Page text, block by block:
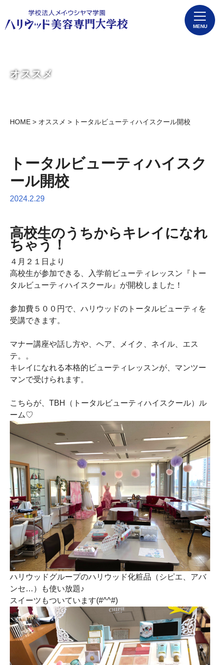
MENU
オススメ
HOME > オススメ > トータルビューティハイスクール開校
トータルビューティハイスク
ール開校
2024.2.29
高校生のうちからキレイになれ
ちゃう！
４月２１日より
高校生が参加できる、入学前ビューティレッスン『トー
タルビューティハイスクール』が開校しました！
参加費５００円で、ハリウッドのトータルビューティを
受講できます。
マナー講座や話し方や、ヘア、メイク、ネイル、エス
テ。。
キレイになれる本格的ビューティレッスンが、マンツー
マンで受けられます。
こちらが、TBH（トータルビューティハイスクール）ル
ーム♡
ハリウッドグループのハリウッド化粧品（シピエ、アバ
ンセ…）も使い放題♪
スイーツもついています(#^^#)